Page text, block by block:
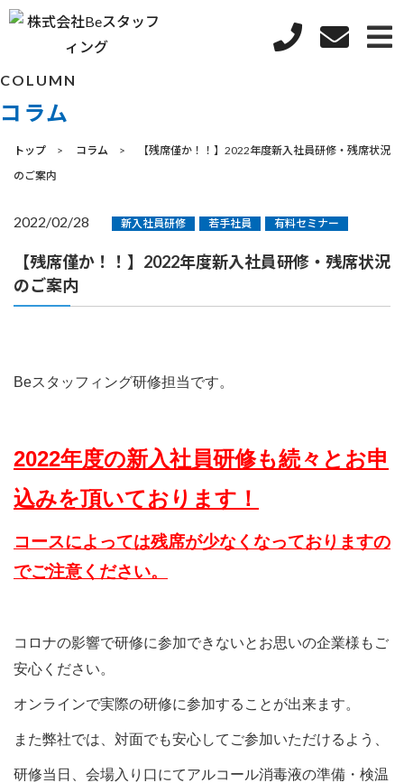
COLUMN
コラム
トップ コラム
【残席僅か！！】2022年度新入社員研修・残席状況
のご案内
2022/02/28 新入社員研修 若手社員 有料セミナー
【残席僅か！！】2022年度新入社員研修・残席状況
のご案内
Beスタッフィング研修担当です。
2022年度の新入社員研修も続々とお申
込みを頂いております！
コースによっては残席が少なくなっておりますの
でご注意ください。
コロナの影響で研修に参加できないとお思いの企業様もご
安心ください。
オンラインで実際の研修に参加することが出来ます。
また弊社では、対面でも安心してご参加いただけるよう、
研修当日、会場入り口にてアルコール消毒液の準備・検温